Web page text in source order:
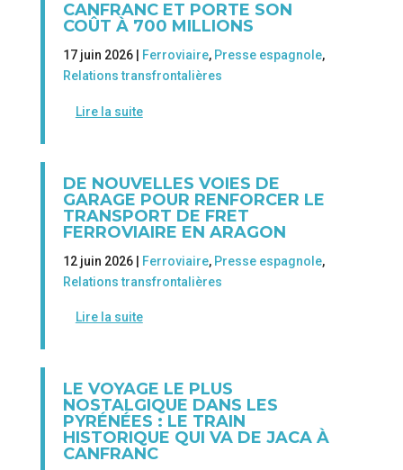
CANFRANC ET PORTE SON
COÛT À 700 MILLIONS
17 juin 2026 | Ferroviaire, Presse espagnole,
Relations transfrontalières
Lire la suite
DE NOUVELLES VOIES DE
GARAGE POUR RENFORCER LE
TRANSPORT DE FRET
FERROVIAIRE EN ARAGON
12 juin 2026 | Ferroviaire, Presse espagnole,
Relations transfrontalières
Lire la suite
LE VOYAGE LE PLUS
NOSTALGIQUE DANS LES
PYRÉNÉES : LE TRAIN
HISTORIQUE QUI VA DE JACA À
CANFRANC